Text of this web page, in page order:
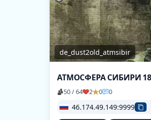
de_dust2old_atmsibir
АТМОСФЕРА СИБИРИ
50 / 64 2 0 0
46.174.49.149:9999